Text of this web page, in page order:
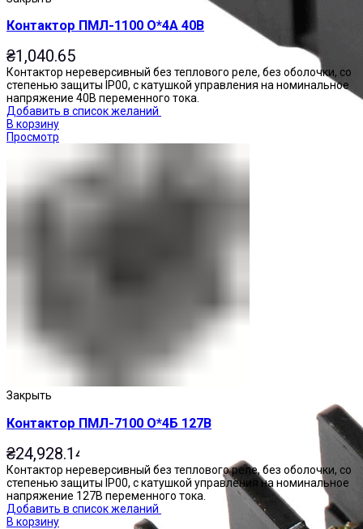
Контактор ПМЛ-1100 О*4А 40В
₴1,040.65
Контактор нереверсивный без теплового реле, без оболочки, со
степенью защиты IP00, с катушкой управления на номинальное
напряжение 40В переменного тока.
Добавить в список желаний
В корзину
Просмотр
Закрыть
Контактор ПМЛ-7100 О*4Б 127В
₴24,928.14
Контактор нереверсивный без теплового реле, без оболочки, со
степенью защиты IP00, с катушкой управления на номинальное
напряжение 127В переменного тока.
Добавить в список желаний
В корзину